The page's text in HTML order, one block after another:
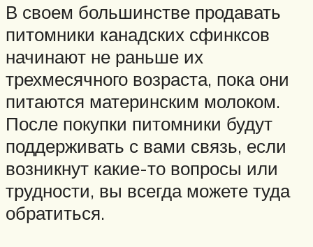
В своем большинстве продавать
питомники канадских сфинксов
начинают не раньше их
трехмесячного возраста, пока они
питаются материнским молоком.
После покупки питомники будут
поддерживать с вами связь, если
возникнут какие-то вопросы или
трудности, вы всегда можете туда
обратиться.